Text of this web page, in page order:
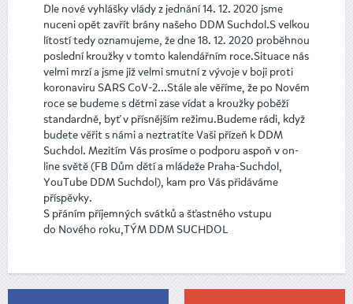
Dle nové vyhlášky vlády z jednání 14. 12. 2020 jsme
nuceni opět zavřít brány našeho DDM Suchdol.S velkou
lítostí tedy oznamujeme, že dne 18. 12. 2020 proběhnou
poslední kroužky v tomto kalendářním roce.Situace nás
velmi mrzí a jsme již velmi smutní z vývoje v boji proti
koronaviru SARS CoV-2...Stále ale věříme, že po Novém
roce se budeme s dětmi zase vídat a kroužky poběží
standardně, byť v přísnějším režimu.Budeme rádi, když
budete věřit s námi a neztratíte Vaši přízeň k DDM
Suchdol. Mezitím Vás prosíme o podporu aspoň v on-
line světě (FB Dům dětí a mládeže Praha-Suchdol,
YouTube DDM Suchdol), kam pro Vás přidáváme
příspěvky.
S přáním příjemných svátků a šťastného vstupu
do Nového roku,TÝM DDM SUCHDOL